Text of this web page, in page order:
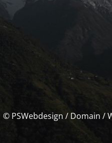
© PSWebdesign / Domain /